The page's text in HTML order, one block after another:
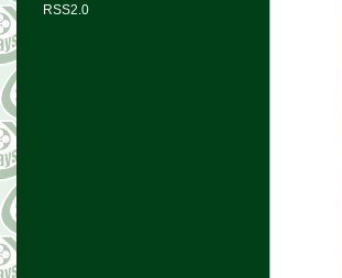
RSS2.0